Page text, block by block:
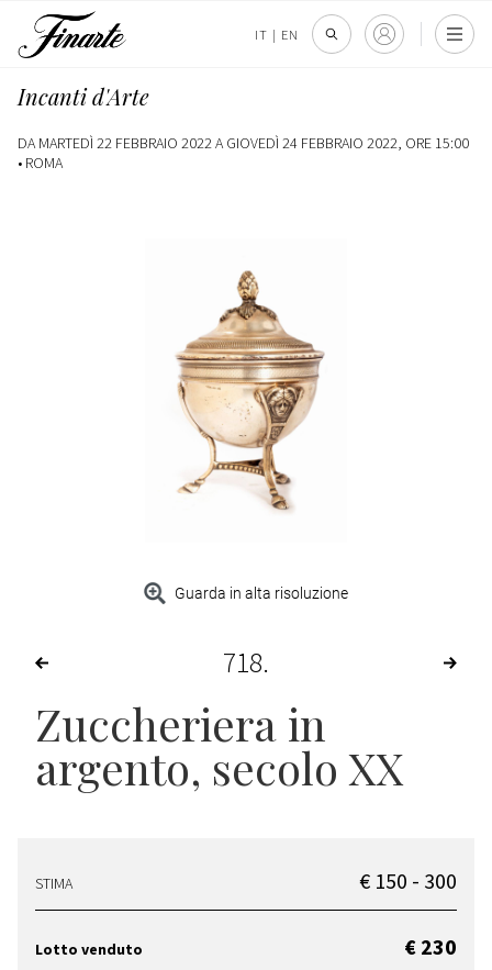
IT | EN
Incanti d'Arte
DA MARTEDÌ 22 FEBBRAIO 2022 A GIOVEDÌ 24 FEBBRAIO 2022, ORE 15:00
• ROMA
Guarda in alta risoluzione
718
Zuccheriera in
argento, secolo XX
STIMA € 150 - 300
Lotto venduto € 230